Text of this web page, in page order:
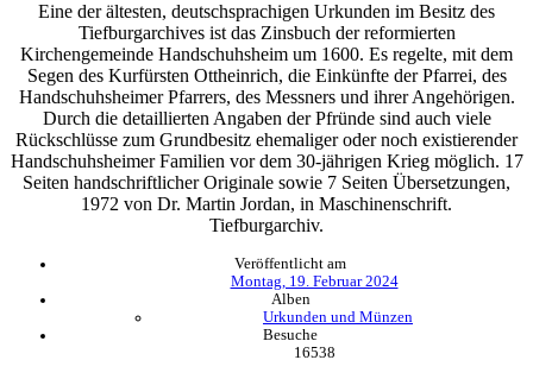
Eine der ältesten, deutschsprachigen Urkunden im Besitz des
Tiefburgarchives ist das Zinsbuch der reformierten
Kirchengemeinde Handschuhsheim um 1600. Es regelte, mit dem
Segen des Kurfürsten Ottheinrich, die Einkünfte der Pfarrei, des
Handschuhsheimer Pfarrers, des Messners und ihrer Angehörigen.
Durch die detaillierten Angaben der Pfründe sind auch viele
Rückschlüsse zum Grundbesitz ehemaliger oder noch existierender
Handschuhsheimer Familien vor dem 30-jährigen Krieg möglich. 17
Seiten handschriftlicher Originale sowie 7 Seiten Übersetzungen,
1972 von Dr. Martin Jordan, in Maschinenschrift.
Tiefburgarchiv.
Veröffentlicht am
Montag, 19. Februar 2024
Alben
Urkunden und Münzen
Besuche
16538